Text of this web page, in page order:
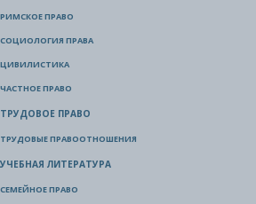
РИМСКОЕ ПРАВО
СОЦИОЛОГИЯ ПРАВА
ЦИВИЛИСТИКА
ЧАСТНОЕ ПРАВО
ТРУДОВОЕ ПРАВО
ТРУДОВЫЕ ПРАВООТНОШЕНИЯ
УЧЕБНАЯ ЛИТЕРАТУРА
СЕМЕЙНОЕ ПРАВО